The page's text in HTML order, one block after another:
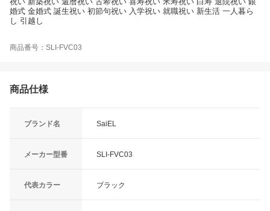
婚式 金婚式 誕生祝い 初節句祝い 入学祝い 就職祝い 新生活 一人暮ら
し 引越し
商品番号：SLI-FVC03
商品仕様
ブランド名 SaiEL
メーカー型番 SLI-FVC03
代表カラー ブラック